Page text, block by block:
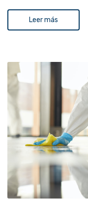
Leer más